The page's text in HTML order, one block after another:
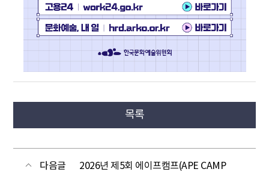
목록
다음글
2026년 제5회 에이프캠프(APE CAMP